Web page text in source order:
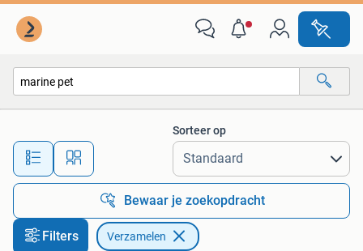
Alle afstanden…
Sorteer op
Bewaar je zoekopdracht
Filters Verzamelen